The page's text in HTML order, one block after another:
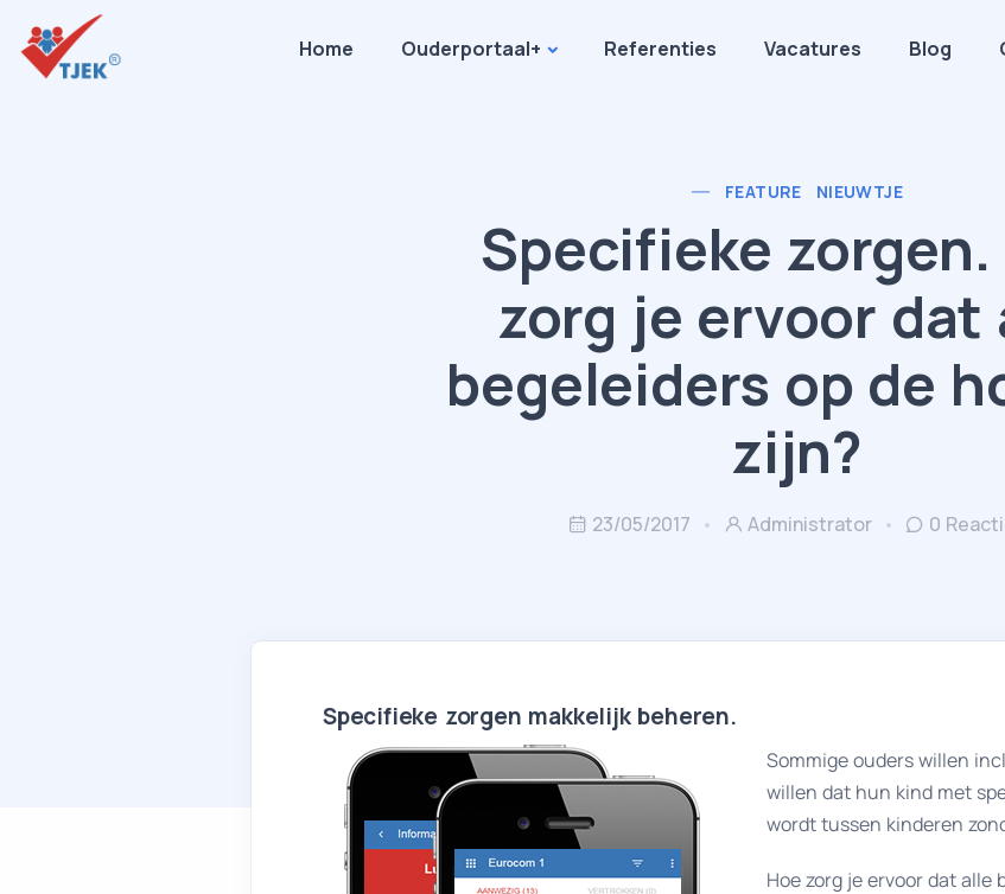
Home Ouderportaal+ Referenties Vacatures Blog
FEATURE NIEUWTJE
Specifieke zorgen.
zorg je ervoor dat
begeleiders op de
zijn?
23/05/2017 Administrator 0
Specifieke zorgen makkelijk beheren.
Sommige ouders willen
willen dat hun kind met
wordt tussen kinderen
Hoe zorg je ervoor dat alle